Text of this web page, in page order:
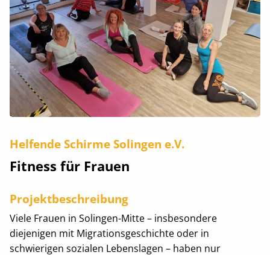
Helfende Schirme Solingen e.V.
Fitness für Frauen
Projektbeschreibung
Viele Frauen in Solingen-Mitte – insbesondere
diejenigen mit Migrationsgeschichte oder in
schwierigen sozialen Lebenslagen – haben nur